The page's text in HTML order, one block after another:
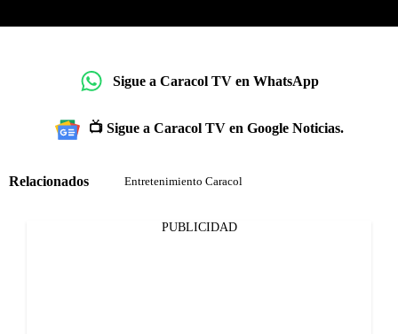
Sigue a Caracol TV en WhatsApp
📺 Sigue a Caracol TV en Google Noticias.
Relacionados Entretenimiento Caracol
PUBLICIDAD